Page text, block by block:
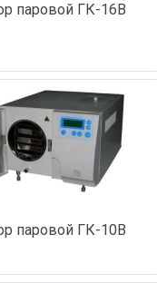
паровой ГК-16В
паровой ГК-10В